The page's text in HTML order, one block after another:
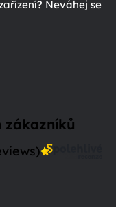
Neváhej se
zákazníků